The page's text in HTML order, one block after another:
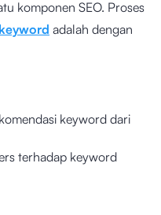
komponen SEO. Proses
adalah dengan
keyword dari
terhadap keyword